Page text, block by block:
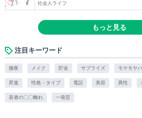
社会人ライフ
もっと見る
注目キーワード
徹夜 メイク 貯金 サプライズ モヤモヤ
昇進 性格・タイプ 電話 美容 異性
若者の〇〇離れ 一発芸